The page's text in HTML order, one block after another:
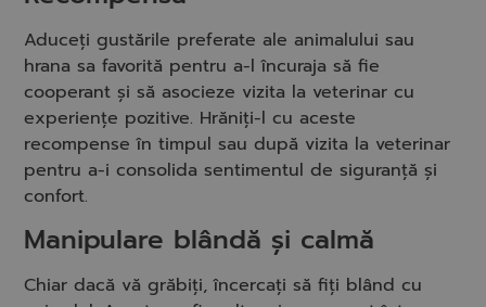
Aduceți gustările preferate ale animalului sau
hrana sa favorită pentru a-l încuraja să fie
cooperant și să asocieze vizita la veterinar cu
experiențe pozitive. Hrăniți-l cu aceste
recompense în timpul sau după vizita la veterinar
pentru a-i consolida sentimentul de siguranță și
confort.
Manipulare blândă și calmă
Chiar dacă vă grăbiți, încercați să fiți blând cu